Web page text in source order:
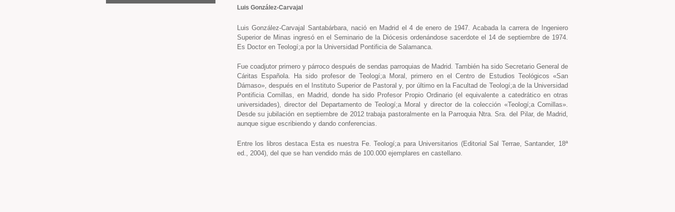
Luis González-Carvajal
Luis González-Carvajal Santabárbara, nació en Madrid el 4 de enero de 1947. Acabada la carrera de Ingeniero
Superior de Minas ingresó en el Seminario de la Diócesis ordenándose sacerdote el 14 de septiembre de 1974.
Es Doctor en Teologí;a por la Universidad Pontificia de Salamanca.
Fue coadjutor primero y párroco después de sendas parroquias de Madrid. También ha sido Secretario General de
Cáritas Española. Ha sido profesor de Teologí;a Moral, primero en el Centro de Estudios Teológicos «San
Dámaso», después en el Instituto Superior de Pastoral y, por último en la Facultad de Teologí;a de la Universidad
Pontificia Comillas, en Madrid, donde ha sido Profesor Propio Ordinario (el equivalente a catedrático en otras
universidades), director del Departamento de Teologí;a Moral y director de la colección «Teologí;a Comillas».
Desde su jubilación en septiembre de 2012 trabaja pastoralmente en la Parroquia Ntra. Sra. del Pilar, de Madrid,
aunque sigue escribiendo y dando conferencias.
Entre los libros destaca Esta es nuestra Fe. Teologí;a para Universitarios (Editorial Sal Terrae, Santander, 18ª
ed., 2004), del que se han vendido más de 100.000 ejemplares en castellano.